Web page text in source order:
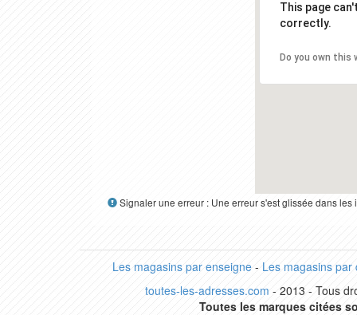
This page
correctly.
Do you own this
Signaler une erreur : Une erreur s'est glissée dans
Les magasins par enseigne- Les magasins par
toutes-les-adresses.com - 2013 - Tous
Toutes les marques citées